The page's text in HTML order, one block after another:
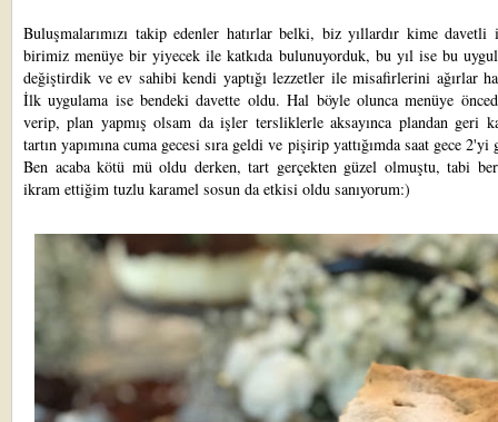
Buluşmalarımızı takip edenler hatırlar belki, biz yıllardır kime davetli
birimiz menüye bir yiyecek ile katkıda bulunuyorduk, bu yıl ise bu
değiştirdik ve ev sahibi kendi yaptığı lezzetler ile misafirlerini ağırlar
İlk uygulama ise bendeki davette oldu. Hal böyle olunca menüye
verip, plan yapmış olsam da işler tersliklerle aksayınca plandan geri
tartın yapımına cuma gecesi sıra geldi ve pişirip yattığımda saat gece 2'yi
Ben acaba kötü mü oldu derken, tart gerçekten güzel olmuştu, tabi
ikram ettiğim tuzlu karamel sosun da etkisi oldu sanıyorum:)